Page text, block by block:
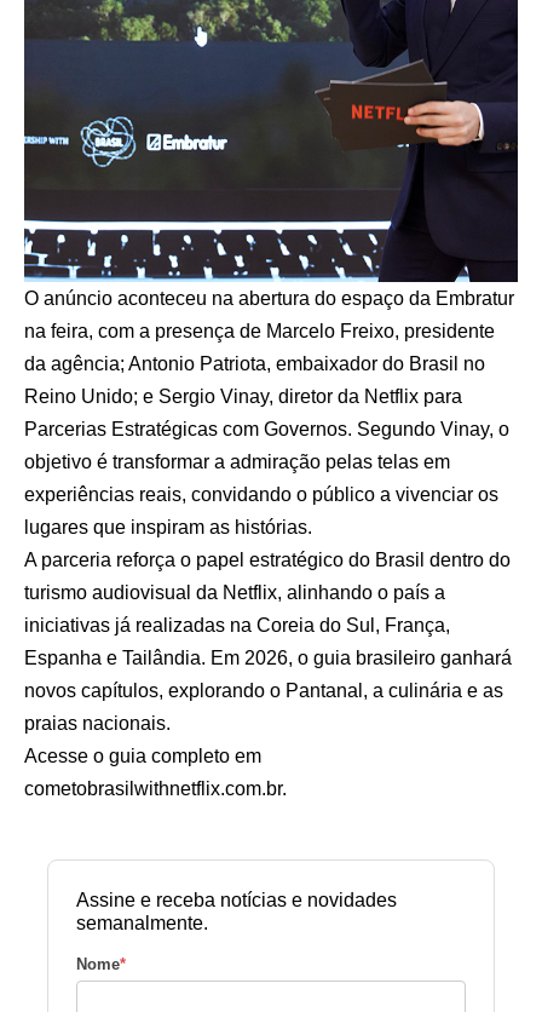
O anúncio aconteceu na abertura do espaço da Embratur
na feira, com a presença de Marcelo Freixo, presidente
da agência; Antonio Patriota, embaixador do Brasil no
Reino Unido; e Sergio Vinay, diretor da Netflix para
Parcerias Estratégicas com Governos. Segundo Vinay, o
objetivo é transformar a admiração pelas telas em
experiências reais, convidando o público a vivenciar os
lugares que inspiram as histórias.
A parceria reforça o papel estratégico do Brasil dentro do
turismo audiovisual da Netflix, alinhando o país a
iniciativas já realizadas na Coreia do Sul, França,
Espanha e Tailândia. Em 2026, o guia brasileiro ganhará
novos capítulos, explorando o Pantanal, a culinária e as
praias nacionais.
Acesse o guia completo em
cometobrasilwithnetflix.com.br.
Assine e receba notícias e novidades
semanalmente.
Nome*